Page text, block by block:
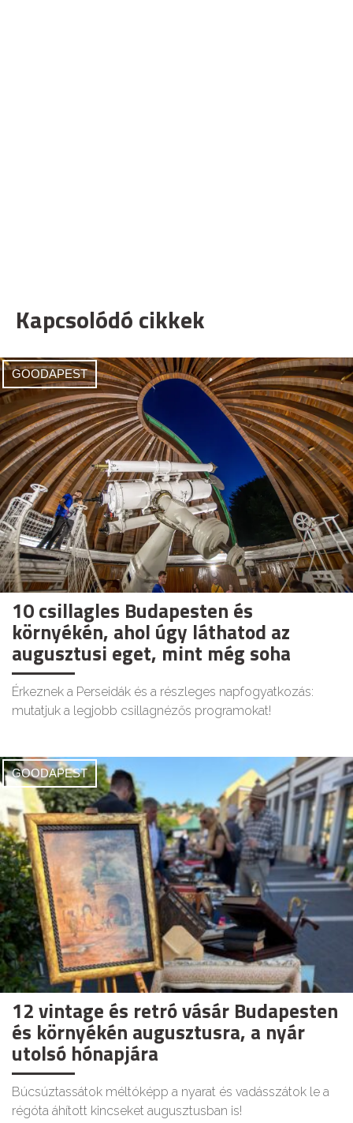
Kapcsolódó cikkek
GOODAPEST
10 csillagles Budapesten és
környékén, ahol úgy láthatod az
augusztusi eget, mint még soha
Érkeznek a Perseidák és a részleges napfogyatkozás:
mutatjuk a legjobb csillagnézős programokat!
GOODAPEST
12 vintage és retró vásár Budapesten
és környékén augusztusra, a nyár
utolsó hónapjára
Búcsúztassátok méltóképp a nyarat és vadásszátok le a
régóta áhított kincseket augusztusban is!